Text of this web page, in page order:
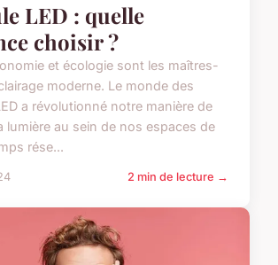
LED : quelle
choisir ?
et écologie sont les maîtres-
moderne. Le monde des
a révolutionné notre manière de
lumière au sein de nos espaces de
rése...
2 min de lecture →